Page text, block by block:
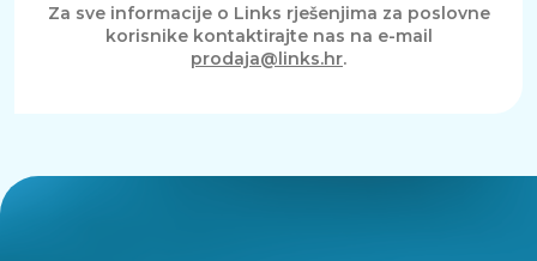
Za sve informacije o Links rješenjima za poslovne
korisnike kontaktirajte nas na e-mail
prodaja@links.hr.